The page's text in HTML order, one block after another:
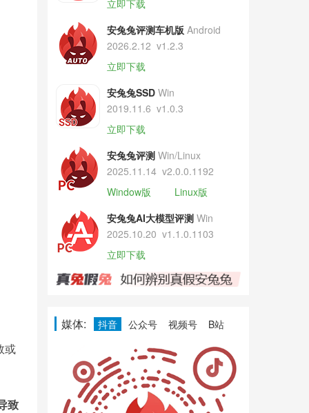
或
致
立即下载
安兔兔评测车机版 Android
2026.2.12 v1.2.3
立即下载
安兔兔SSD Win
2019.11.6 v1.0.3
立即下载
安兔兔评测 Win/Linux
2025.11.14 v2.0.0.1192
Window版
Linux版
安兔兔AI大模型评测 Win
2025.10.20 v1.1.0.1103
立即下载
媒体: 抖音 公众号 视频号 B站